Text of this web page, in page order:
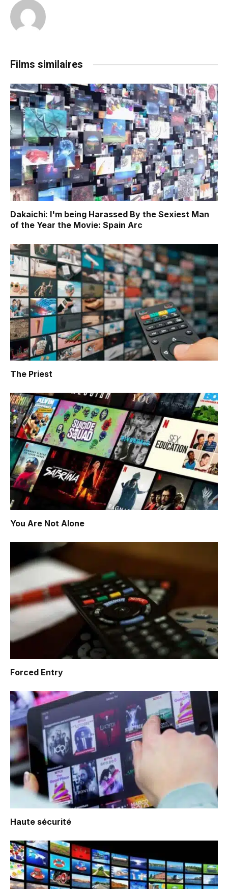
Films similaires
Dakaichi: I'm being Harassed By the Sexiest Man
of the Year the Movie: Spain Arc
The Priest
You Are Not Alone
Forced Entry
Haute sécurité